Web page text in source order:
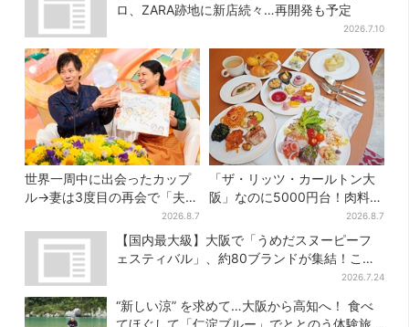
ロ、ZARA跡地に新店続々…再開発も予定
2026.7.10
世界一周中に出会ったカップ
ル→妻は3度目の再会で「夫の
顔の良さを認識」ジョージア
の酒場で急接近
2026.8.7
「ザ・リッツ・カールトン大
阪」なのに5000円台！肉料
理、スイーツ、パンまで…約
50種類が食べ放題
2026.8.7
【国内最大級】大阪で「うめだスヌーピーフ
ェスティバル」、約80ブランドが集結！ここ
2026.7.24
“新しい涼” を求めて…大阪から高知へ！ 食べ
てほぐして「仁淀ブルー」でととのう体験旅